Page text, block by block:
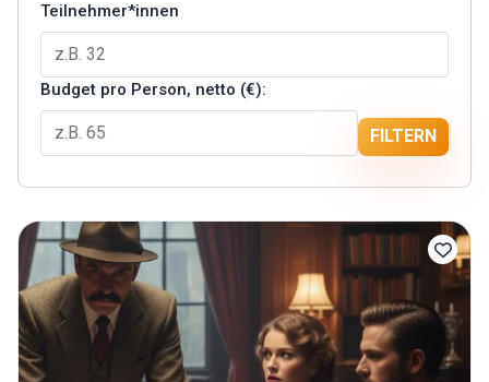
Teilnehmer*innen
Budget pro Person, netto (€):
FILTERN